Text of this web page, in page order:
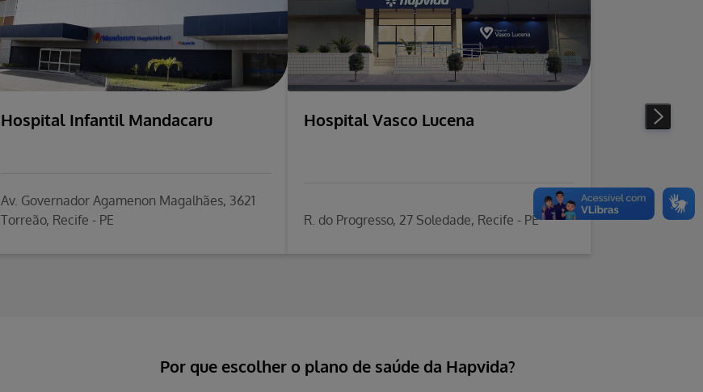
Hospital Infantil Mandacaru
Av. Governador Agamenon Magalhães, 3621
Torreão, Recife - PE
Hospital Vasco Lucena
R. do Progresso, 27 Soledade, Recife - PE
Por que escolher o plano de saúde da Hapvida?